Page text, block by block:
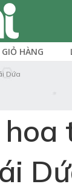
GIỎ HÀNG
Dứa